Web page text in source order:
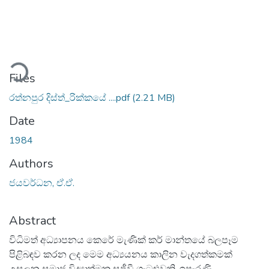
Files
රත්නපුර දිස්ත්_රික්කයේ ....pdf(2.21 MB)
Date
1984
Authors
ජයවර්ධන, ඒ.ඒ.
Abstract
විධිමත් අධ්‍යාපනය කෙරේ මැණික් කර් මාන්තයේ බලපෑම
පිළිබඳව කරන ලද මෙම අධ්‍යයනය කාලින වැදගත්කමක්